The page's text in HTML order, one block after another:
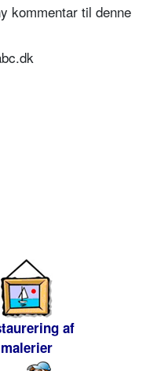
kommentar til denne
af
malerier